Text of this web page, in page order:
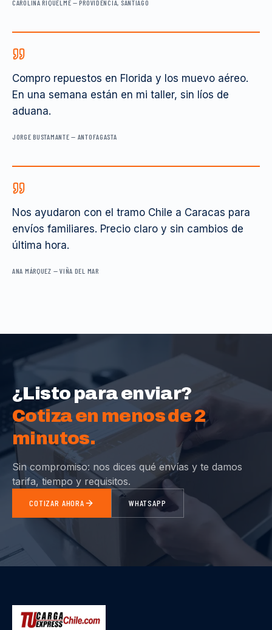
CAROLINA RIQUELME —PROVIDENCIA, SANTIAGO
Compro repuestos en Florida y los muevo aéreo.
En una semana están en mi taller, sin líos de
aduana.
JORGE BUSTAMANTE — ANTOFAGASTA
Nos ayudaron con el tramo Chile a Caracas para
envíos familiares. Precio claro y sin cambios de
última hora.
ANA MÁRQUEZ —VIÑA DEL MAR
¿Listo para enviar?
Cotiza en menos de 2
minutos.
Sin compromiso: nos dices qué envías y te damos
tarifa, tiempo y requisitos.
COTIZAR AHORA WHATSAPP